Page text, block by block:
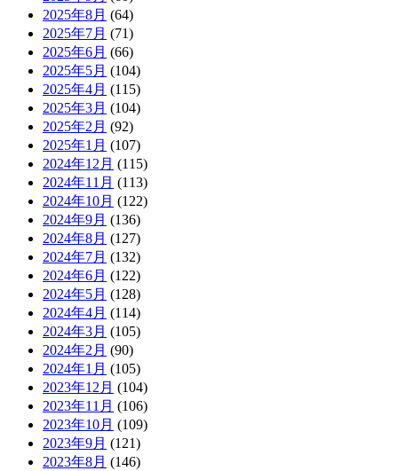
2025年8月 (64)
2025年7月 (71)
2025年6月 (66)
2025年5月 (104)
2025年4月 (115)
2025年3月 (104)
2025年2月 (92)
2025年1月 (107)
2024年12月 (115)
2024年11月 (113)
2024年10月 (122)
2024年9月 (136)
2024年8月 (127)
2024年7月 (132)
2024年6月 (122)
2024年5月 (128)
2024年4月 (114)
2024年3月 (105)
2024年2月 (90)
2024年1月 (105)
2023年12月 (104)
2023年11月 (106)
2023年10月 (109)
2023年9月 (121)
2023年8月 (146)